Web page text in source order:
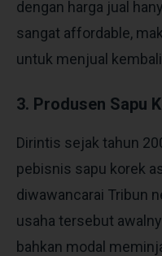
dengan harga jual
sangat affordable,
untuk menjual
3. Produsen Sapu
Dirintis sejak tahun
pebisnis sapu korek
diwawancarai Tribun
usaha tersebut
bahkan modal